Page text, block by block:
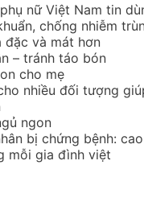
nữ Việt Nam tin
chống nhiễm
đặc và mát hơn
– tránh táo bón
cho mẹ
nhiều đối tượng
ngon
bị chứng bệnh:
mỗi gia đình việt